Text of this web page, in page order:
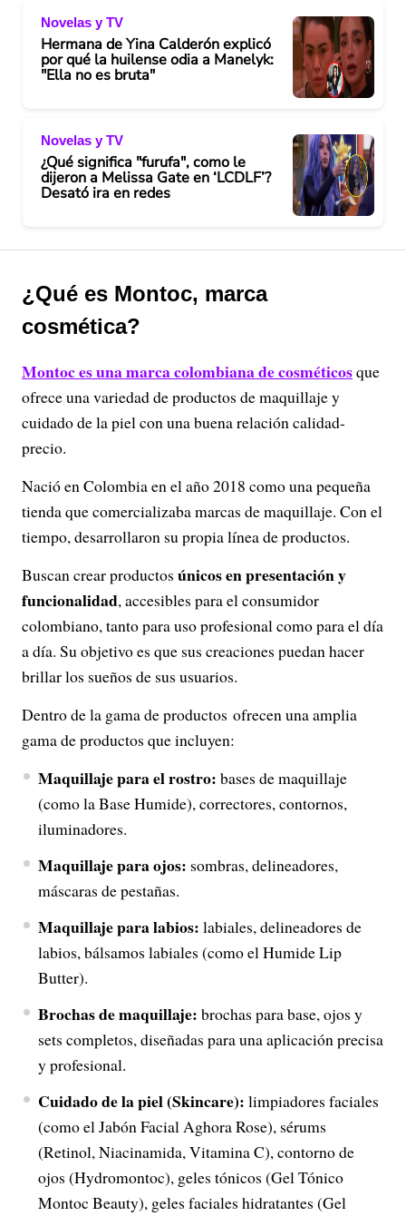
Novelas y TV
Hermana de Yina Calderón explicó
por qué la huilense odia a Manelyk:
"Ella no es bruta"
Novelas y TV
¿Qué significa "furufa", como le
dijeron a Melissa Gate en ‘LCDLF’?
Desató ira en redes
¿Qué es Montoc, marca
cosmética?
Montoc es una marca colombiana de cosméticosque
ofrece una variedad de productos de maquillaje y
cuidado de la piel con una buena relación calidad-
precio.
Nació en Colombia en el año 2018 como una pequeña
tienda que comercializaba marcas de maquillaje. Con el
tiempo, desarrollaron su propia línea de productos.
Buscan crear productos únicos en presentación y
funcionalidad, accesibles para el consumidor
colombiano, tanto para uso profesional como para el día
a día. Su objetivo es que sus creaciones puedan hacer
brillar los sueños de sus usuarios.
Dentro de la gama de productos ofrecen una amplia
gama de productos que incluyen:
Maquillaje para el rostro: bases de maquillaje
(como la Base Humide), correctores, contornos,
iluminadores.
Maquillaje para ojos: sombras, delineadores,
máscaras de pestañas.
Maquillaje para labios: labiales, delineadores de
labios, bálsamos labiales (como el Humide Lip
Butter).
Brochas de maquillaje: brochas para base, ojos y
sets completos, diseñadas para una aplicación precisa
y profesional.
Cuidado de la piel (Skincare): limpiadores faciales
(como el Jabón Facial Aghora Rose), sérums
(Retinol, Niacinamida, Vitamina C), contorno de
ojos (Hydromontoc), geles tónicos (Gel Tónico
Montoc Beauty), geles faciales hidratantes (Gel